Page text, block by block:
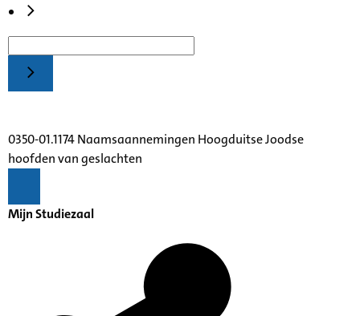
0350-01.1174 Naamsaannemingen Hoogduitse Joodse
hoofden van geslachten
Mijn Studiezaal